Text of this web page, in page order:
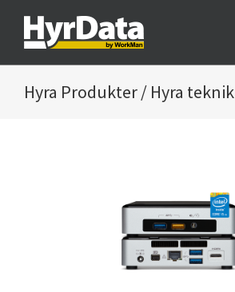
innehållet
Produkter / Hyra teknik